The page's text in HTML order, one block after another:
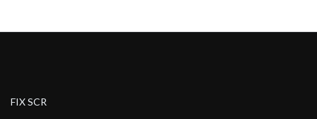
FIX SCR